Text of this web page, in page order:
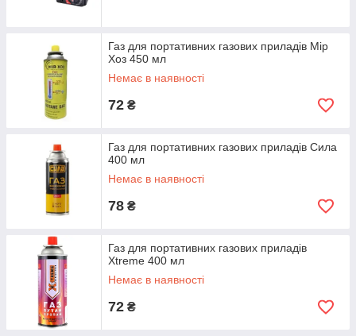
Газ для портативних газових приладів Мір
Хоз 450 мл
Немає в наявності
72 ₴
Газ для портативних газових приладів Сила
400 мл
Немає в наявності
78 ₴
Газ для портативних газових приладів
Xtreme 400 мл
Немає в наявності
72 ₴